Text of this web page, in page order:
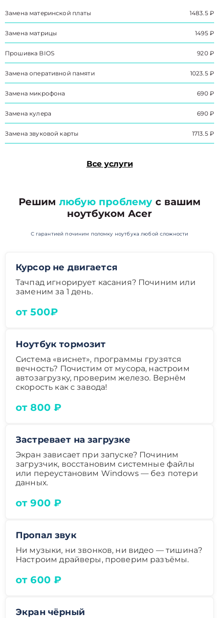
Замена материнской платы 1483.5 ₽
Замена матрицы 1495 ₽
Прошивка BIOS 920 ₽
Замена оперативной памяти 1023.5 ₽
Замена микрофона 690 ₽
Замена кулера 690 ₽
Замена звуковой карты 1713.5 ₽
Все услуги
Решим любую проблему с вашим
ноутбуком Acer
С гарантией починим поломку ноутбука любой сложности
Курсор не двигается
Тачпад игнорирует касания? Починим или
заменим за 1 день.
от 500₽
Ноутбук тормозит
Система «виснет», программы грузятся
вечность? Почистим от мусора, настроим
автозагрузку, проверим железо. Вернём
скорость как с завода!
от 800 ₽
Застревает на загрузке
Экран зависает при запуске? Починим
загрузчик, восстановим системные файлы
или переустановим Windows — без потери
данных.
от 900 ₽
Пропал звук
Ни музыки, ни звонков, ни видео — тишина?
Настроим драйверы, проверим разъёмы.
от 600 ₽
Экран чёрный